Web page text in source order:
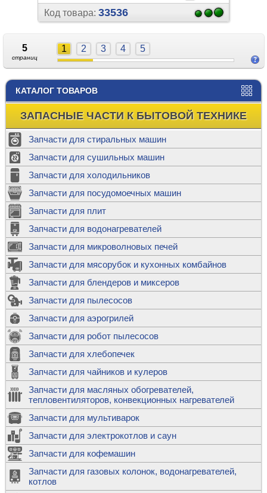
КАТАЛОГ ТОВАРОВ
ЗАПАСНЫЕ ЧАСТИ К БЫТОВОЙ ТЕХНИКЕ
Запчасти для стиральных машин
Запчасти для сушильных машин
Запчасти для холодильников
Запчасти для посудомоечных машин
Запчасти для плит
Запчасти для водонагревателей
Запчасти для микроволновых печей
Запчасти для мясорубок и кухонных комбайнов
Запчасти для блендеров и миксеров
Запчасти для пылесосов
Запчасти для аэрогрилей
Запчасти для робот пылесосов
Запчасти для хлебопечек
Запчасти для чайников и кулеров
Запчасти для масляных обогревателей,
тепловентиляторов, конвекционных нагревателей
Запчасти для мультиварок
Запчасти для электрокотлов и саун
Запчасти для кофемашин
Запчасти для газовых колонок, водонагревателей,
котлов
Код товара: 33536
5
страниц
1 2 3 4 5